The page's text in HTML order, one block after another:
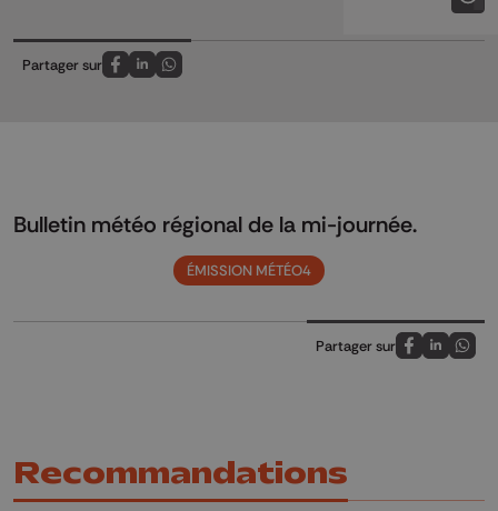
Partager sur
Partagez sur FaceBook
Partagez sur LinkedIn
Partagez sur Whatsapp
Bulletin météo régional de la mi-journée.
ÉMISSION MÉTÉO4
Partager sur
Partagez sur
Partagez
Recommandations